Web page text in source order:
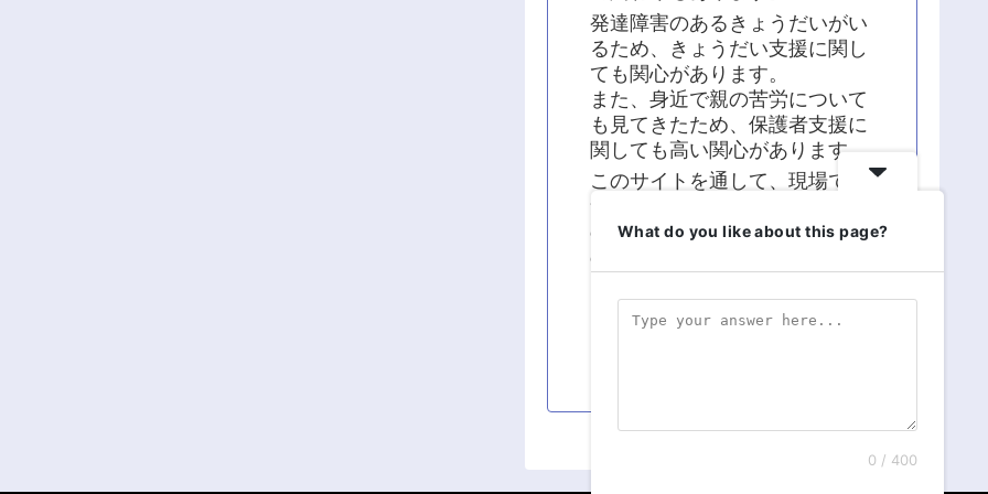
発達障害のあるきょうだいがい
るため、きょうだい支援に関し
ても関心があります。
また、身近で親の苦労について
も見てきたため、保護者支援に
関しても高い関心があります。
このサイトを通して、現場での
気づきや疑問、学術的な面から
の知識の発信、現場経験と知識
の統合に関する発信を継続して
よろしくお願い致します！！
What do you like about this page?
0 / 400